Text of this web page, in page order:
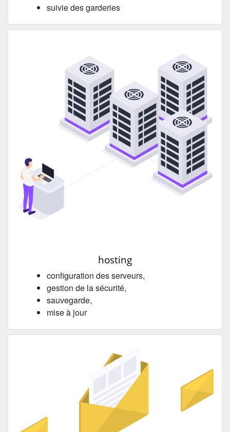
suivie des garderies
hosting
configuration des serveurs,
gestion de la sécurité,
sauvegarde,
mise à jour